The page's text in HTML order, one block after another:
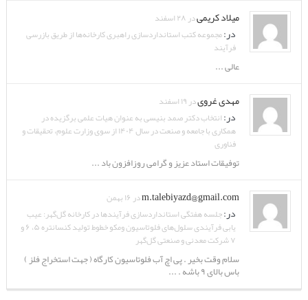
میلاد کریمیدر ۲۸ اسفند
در:مجموعه کتب استانداردسازی راهبری کارخانه‌ها از طریق بازرسی
فرآیند
عالی ...
مهدی غرویدر ۱۹ اسفند
در:انتخاب دکتر صمد بنیسی به عنوان هیات علمی برگزیده در
همکاری با جامعه و صنعت در سال ۱۴۰۴ از سوی وزارت علوم، تحقیقات و
فناوری
توفیقات استاد عزیز و گرامی روزافزون باد ...
m.talebiyazd@gmail.comدر ۱۶ بهمن
در:جلسه هفتگی استانداردسازی فرآیندها در کارخانه گل‌گهر: عیب
یابی فرآیندی سلول‌های فلوتاسیون ومکو خطوط تولید کنسانتره ۵، ۶ و
۷ شرکت معدنی و صنعتی گل‌گهر
سلام وقت بخیر . پی اچ آب فلوتاسیون کارگاه ( جهت استخراج فلز )
باس بالای ۹ باشه . ...